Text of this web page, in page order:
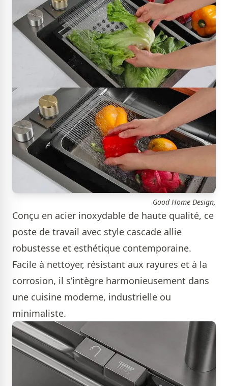
Good Home Design,
Conçu en acier inoxydable de haute qualité, ce
poste de travail avec style cascade allie
robustesse et esthétique contemporaine.
Facile à nettoyer, résistant aux rayures et à la
corrosion, il s’intègre harmonieusement dans
une cuisine moderne, industrielle ou
minimaliste.